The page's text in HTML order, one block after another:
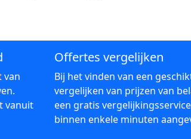
van
vanuit
Offertes vergelijken
Bij het vinden van een
vergelijken van prijzen van
een gratis
binnen enkele minuten